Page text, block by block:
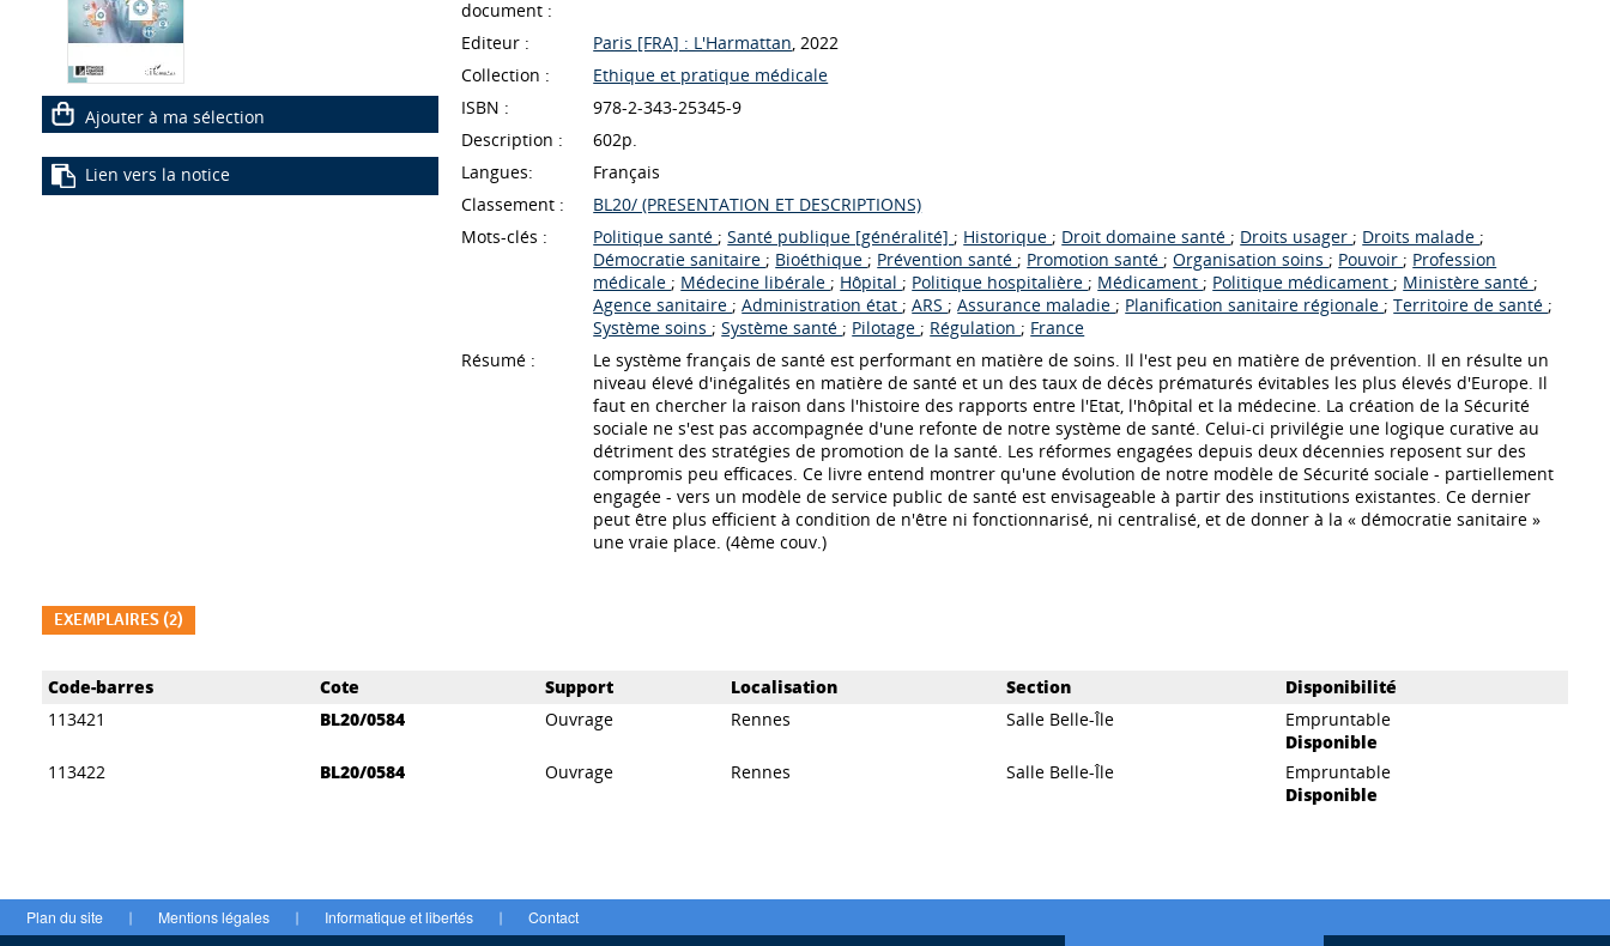
Ajouter à ma sélection
Lien vers la notice
document :
Editeur : Paris [FRA] : L'Harmattan , 2022
Collection :
Ethique et pratique médicale
ISBN :
978-2-343-25345-9
Description :
602p.
Langues:
Français
Classement :
BL20/ (PRESENTATION ET DESCRIPTIONS)
Mots-clés :
Politique santé ; Santé publique [généralité] ; Historique ; Droit domaine santé ; Droits usager ; Droits malade ;
Démocratie sanitaire ; Bioéthique ; Prévention santé ; Promotion santé ; Organisation soins ; Pouvoir ; Profession
médicale ; Médecine libérale ; Hôpital ; Politique hospitalière ; Médicament ; Politique médicament ; Ministère santé ;
Agence sanitaire ; Administration état ; ARS ; Assurance maladie ; Planification sanitaire régionale ; Territoire de santé ;
Système soins ; Système santé ; Pilotage ; Régulation ; France
Résumé :
Le système français de santé est performant en matière de soins. Il l'est peu en matière de prévention. Il en résulte un
niveau élevé d'inégalités en matière de santé et un des taux de décès prématurés évitables les plus élevés d'Europe. Il
faut en chercher la raison dans l'histoire des rapports entre l'Etat, l'hôpital et la médecine. La création de la Sécurité
sociale ne s'est pas accompagnée d'une refonte de notre système de santé. Celui-ci privilégie une logique curative au
détriment des stratégies de promotion de la santé. Les réformes engagées depuis deux décennies reposent sur des
compromis peu efficaces. Ce livre entend montrer qu'une évolution de notre modèle de Sécurité sociale - partiellement
engagée - vers un modèle de service public de santé est envisageable à partir des institutions existantes. Ce dernier
peut être plus efficient à condition de n'être ni fonctionnarisé, ni centralisé, et de donner à la « démocratie sanitaire »
une vraie place. (4ème couv.)
EXEMPLAIRES (2)
Liste des exemplaires
Code-barres Cote Support Localisation Section
Disponibilité
113421
BL20/0584 Ouvrage Rennes Salle Belle-Île
Empruntable
Disponible
113422
BL20/0584 Ouvrage Rennes Salle Belle-Île
Empruntable
Disponible
Plan du site | Mentions légales | Informatique et libertés | Contact